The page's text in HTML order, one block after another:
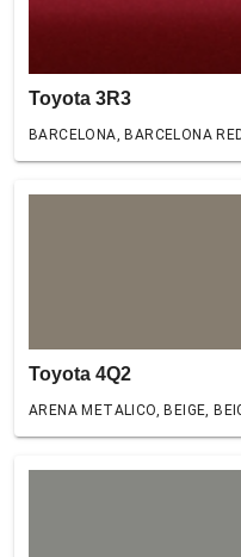
Toyota 3R3
BARCELONA, BARCELONA
Toyota 4Q2
ARENA METALICO, BEIGE,